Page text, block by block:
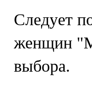
Следует
женщин
выбора.